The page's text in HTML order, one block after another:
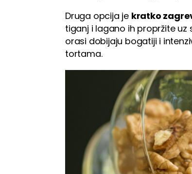
Druga opcija je kratko
tiganj i lagano ih propržite uz
orasi dobijaju bogatiji i
tortama.